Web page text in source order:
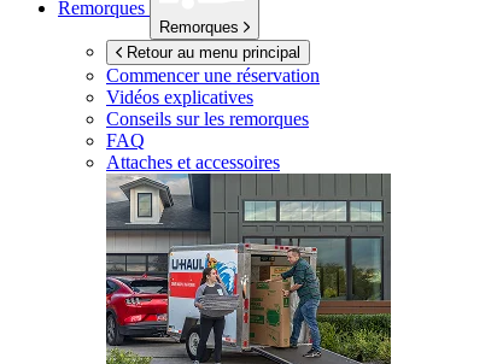
Remorques
Remorques
Retour au menu principal
Commencer une réservation
Vidéos explicatives
Conseils sur les remorques
FAQ
Attaches et accessoires